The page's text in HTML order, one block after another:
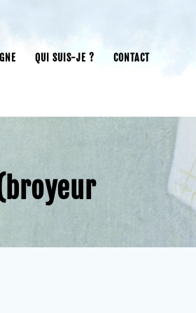
QUI SUIS-JE ? CONTACT